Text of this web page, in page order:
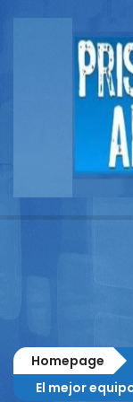
Buscador
Documentos
Columnistas
Contacto
Homepage
El mejor